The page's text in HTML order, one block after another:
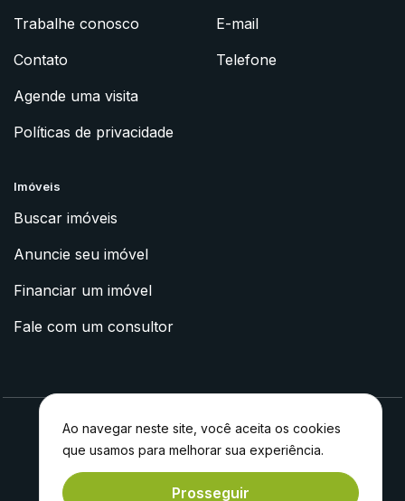
Trabalhe conosco
Contato
Agende uma visita
Políticas de privacidade
E-mail
Telefone
Imóveis
Buscar imóveis
Anuncie seu imóvel
Financiar um imóvel
Fale com um consultor
2023 © Apoyo Imóveis
porExperiment®
Ao navegar neste site, você aceita os cookies
que usamos para melhorar sua experiência.
Prosseguir